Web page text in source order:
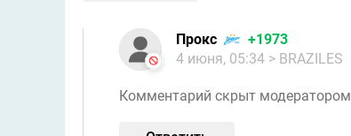
Прокс
+1973
4 июня, 05:34 > BRAZILES
Комментарий скрыт модератором